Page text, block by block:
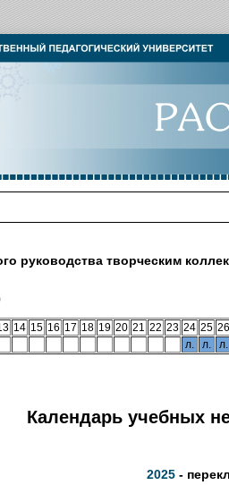
руководства творческим
14 15 16 17 18 19 20 21 22 23 24 25 26
л.
л. л.
Календарь учебных
2025 -